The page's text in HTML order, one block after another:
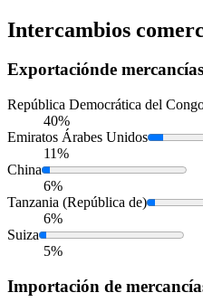
Intercambios
Exportaciónde
República Democrática del
40%
Emiratos Árabes Unidos
11%
China
6%
Tanzania (República de)
6%
Suiza
5%
Importación de